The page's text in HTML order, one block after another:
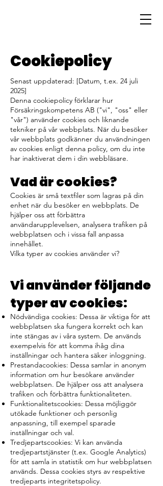
Cookiepolicy
Senast uppdaterad: [Datum, t.ex. 24 juli
2025]
Denna cookiepolicy förklarar hur
Försäkringskompetens AB ("vi", "oss" eller
"vår") använder cookies och liknande
tekniker på vår webbplats. När du besöker
vår webbplats godkänner du användningen
av cookies enligt denna policy, om du inte
har inaktiverat dem i din webbläsare.
Vad är cookies?
Cookies är små textfiler som lagras på din
enhet när du besöker en webbplats. De
hjälper oss att förbättra
användarupplevelsen, analysera trafiken på
webbplatsen och i vissa fall anpassa
innehållet.
Vilka typer av cookies använder vi?
Vi använder följande
typer av cookies:
Nödvändiga cookies: Dessa är viktiga för att
webbplatsen ska fungera korrekt och kan
inte stängas av i våra system. De används
exempelvis för att komma ihåg dina
inställningar och hantera säker inloggning.
Prestandacookies: Dessa samlar in anonym
information om hur besökare använder
webbplatsen. De hjälper oss att analysera
trafiken och förbättra funktionaliteten.
Funktionalitetscookies: Dessa möjliggör
utökade funktioner och personlig
anpassning, till exempel sparade
inställningar och val.
Tredjepartscookies: Vi kan använda
tredjepartstjänster (t.ex. Google Analytics)
för att samla in statistik om hur webbplatsen
används. Dessa cookies styrs av respektive
tredjeparts integritetspolicy.